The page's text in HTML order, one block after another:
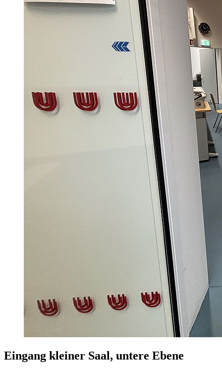
Eingang kleiner Saal, untere Ebene